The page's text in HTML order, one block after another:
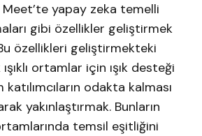
yapay zeka temelli
gibi özellikler geliştirmek
özellikleri geliştirmekteki
ortamlar için ışık desteği
odakta kalması
yakınlaştırmak. Bunların
temsil eşitliğini